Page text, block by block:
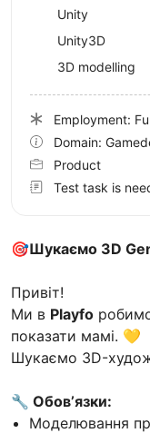
🎯Шукаємо 3D
Привіт!
Ми в Playfo
показати мамі. 💛
Шукаємо 3D-
🔧 Обовʼязки:
Моделювання
Unity
Unity3D
3D modelling
Employment:
Domain:
Product
Test task is